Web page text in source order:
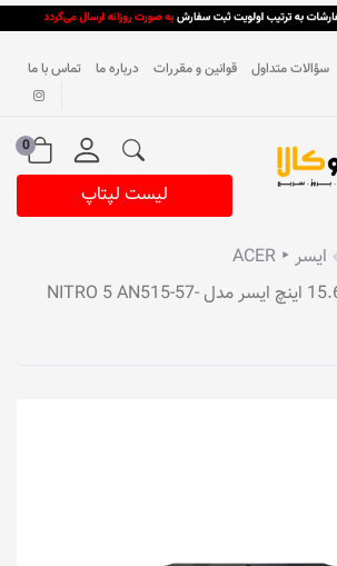
سؤالات متداول قوانین و مقررات درباره ما تماس با ما
0
لیست لپتاپ
ایسر ‣ ACER
لپ تاپ گیمینگ 15.6 اینچ ایسر مدل NITRO 5 AN515-57-